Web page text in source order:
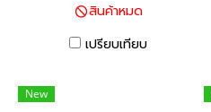
28, Program Capacity 30K
steps, Built-in RS-232 and
สินค้าหมด
เปรียบเทียบ
New